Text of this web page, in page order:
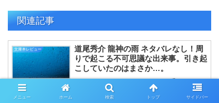
関連記事
文庫本レビュー
道尾秀介 龍神の雨 ネタバレなし！周
りで起こる不可思議な出来事。引き起
こしていたのはまさか…。
2021.06.07
文庫本レビュー
桜木紫乃 凍原 ネタバレなし！決し
メニュー ホーム 検索 トップ サイドバー